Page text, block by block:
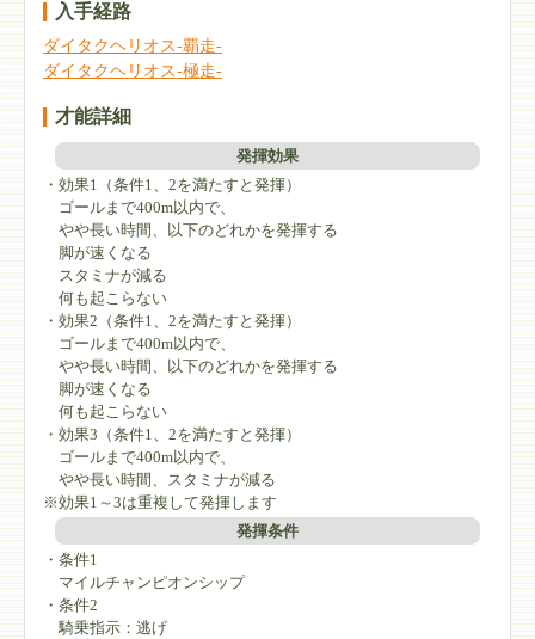
入手経路
ダイタクヘリオス-覇走-
ダイタクヘリオス-極走-
才能詳細
発揮効果
・効果1（条件1、2を満たすと発揮）
ゴールまで400m以内で、
やや長い時間、以下のどれかを発揮する
脚が速くなる
スタミナが減る
何も起こらない
・効果2（条件1、2を満たすと発揮）
ゴールまで400m以内で、
やや長い時間、以下のどれかを発揮する
脚が速くなる
何も起こらない
・効果3（条件1、2を満たすと発揮）
ゴールまで400m以内で、
やや長い時間、スタミナが減る
※効果1～3は重複して発揮します
発揮条件
・条件1
マイルチャンピオンシップ
・条件2
騎乗指示：逃げ